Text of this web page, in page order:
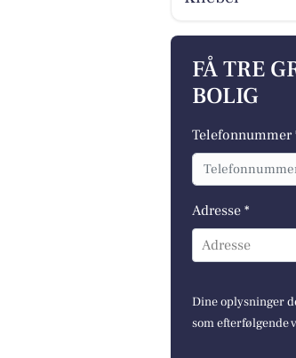
FÅ TRE
BOLIG
Telefonnummer
Adresse *
Adresse
Dine oplysninger
som efterfølgende